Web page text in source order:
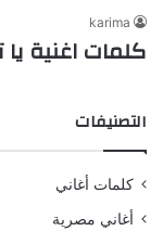
karima
كلمات اغنية
التصنيفات
كلمات أغاني
أغاني مصرية